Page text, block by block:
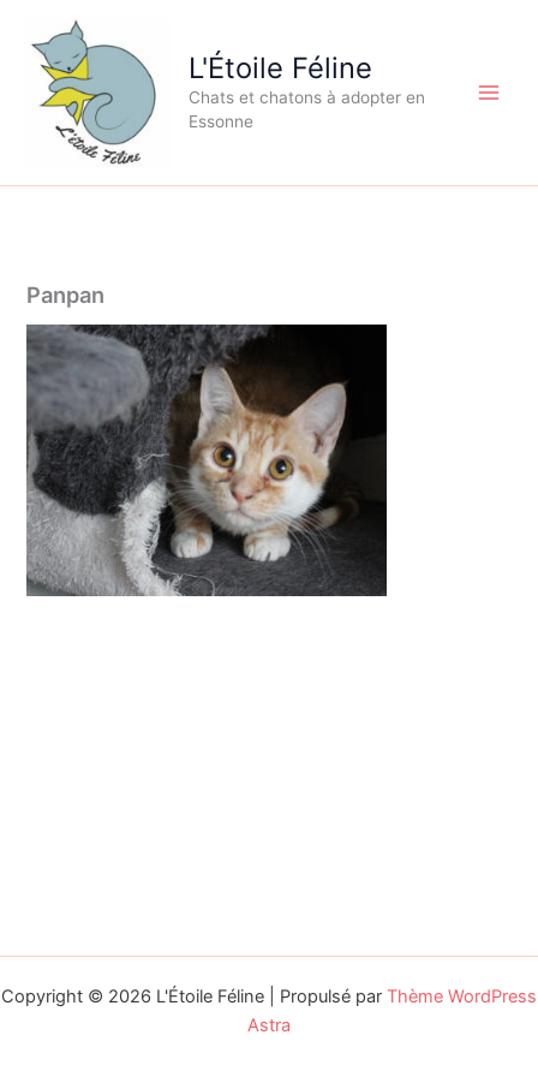
contenu
L'Étoile Féline
Chats et chatons à adopter en
Essonne
Panpan
Copyright © 2026 L'Étoile Féline | Propulsé par Thème WordPress
Astra